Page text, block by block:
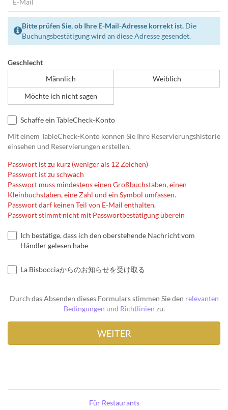
Bitte prüfen Sie, ob Ihre E-Mail-Adresse korrekt ist. Die
Buchungsbestätigung wird an diese Adresse gesendet.
Geschlecht
Männlich
Weiblich
Möchte ich nicht sagen
Schaffe ein TableCheck-Konto
Mit einem TableCheck-Konto können Sie Ihre Reservierungshistorie
einsehen und Reservierungen erstellen.
Passwort ist zu kurz (weniger als 12 Zeichen)
Passwort ist zu schwach
Passwort muss mindestens einen Großbuchstaben, einen
Kleinbuchstaben, eine Zahl und ein Symbol umfassen.
Passwort darf keinen Teil von E-Mail enthalten.
Passwort stimmt nicht mit Passwortbestätigung überein
Ich bestätige, dass ich den oberstehende Nachricht vom
Händler gelesen habe
La Bisbocciaからのお知らせを受け取る
Durch das Absenden dieses Formulars stimmen Sie den relevanten
Bedingungen und Richtlinien zu.
Für Restaurants